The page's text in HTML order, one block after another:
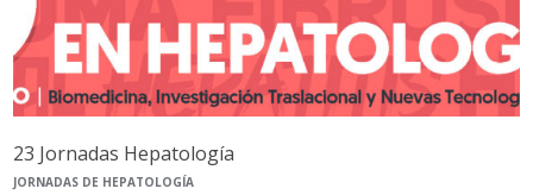
23 Jornadas Hepatología
JORNADAS DE HEPATOLOGÍA